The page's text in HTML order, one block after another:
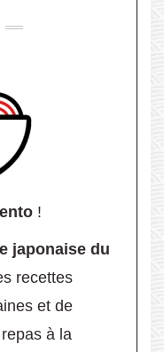
!
japonaise du
recettes
et de
à la